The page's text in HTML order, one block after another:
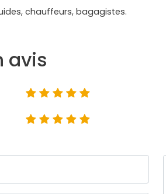
chauffeurs, bagagistes.
avis